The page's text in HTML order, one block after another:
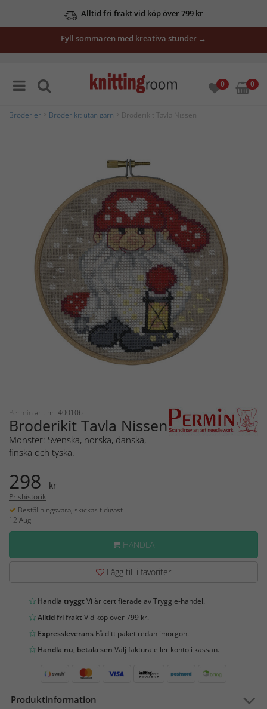
Alltid fri frakt vid köp över 799 kr
Fyll sommaren med kreativa stunder →
0 0
Broderier Broderikit utan garn > Broderikit Tavla Nissen
Permin art. nr: 400106
Broderikit Tavla Nissen
Mönster: Svenska, norska, danska,
finska och tyska.
298 kr
Prishistorik
Beställningsvara, skickas tidigast
12 Aug
HANDLA
Lägg till i favoriter
Handla tryggtVi är certifierade av Trygg e-handel.
Alltid fri fraktVid köp över 799 kr.
Expressleverans Få ditt paket redan imorgon.
Handla nu, betala sen Välj faktura eller konto i kassan.
Produktinformation